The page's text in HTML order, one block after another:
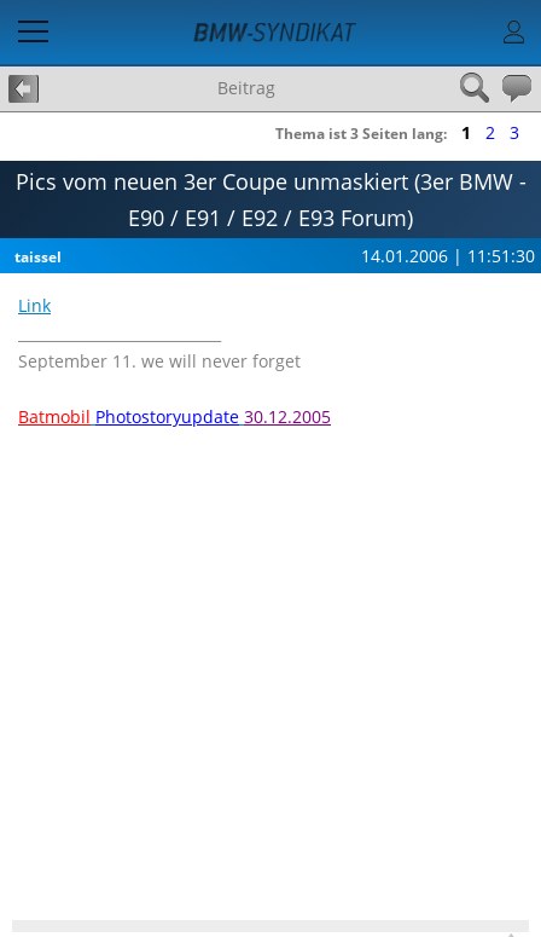
Beitrag
Thema ist 3 Seiten lang: 1 2 3
Pics vom neuen 3er Coupe unmaskiert (3er BMW -
E90 / E91 / E92 / E93 Forum)
taissel 14.01.2006 | 11:51:30
Link
September 11. we will never forget
Batmobil Photostoryupdate 30.12.2005